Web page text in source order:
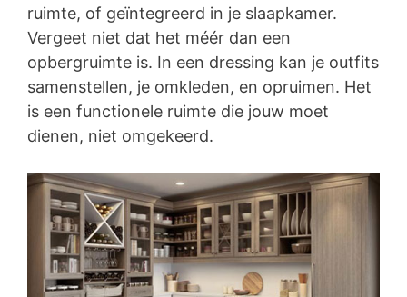
ruimte, of geïntegreerd in je slaapkamer.
Vergeet niet dat het méér dan een
opbergruimte is. In een dressing kan je outfits
samenstellen, je omkleden, en opruimen. Het
is een functionele ruimte die jouw moet
dienen, niet omgekeerd.